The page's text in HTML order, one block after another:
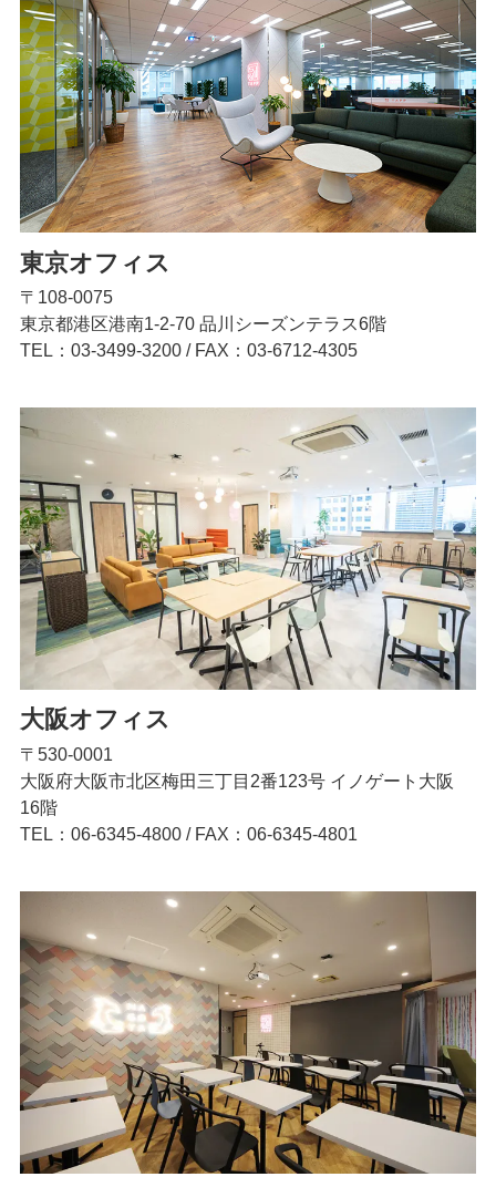
東京オフィス
〒108-0075
東京都港区港南1-2-70 品川シーズンテラス6階
TEL：03-3499-3200/ FAX：03-6712-4305
大阪オフィス
〒530-0001
大阪府大阪市北区梅田三丁目2番123号 イノゲート大阪
16階
TEL：06-6345-4800/ FAX：06-6345-4801